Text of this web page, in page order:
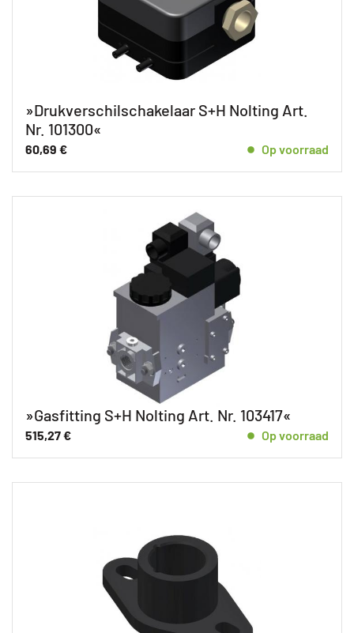
»Drukverschilschakelaar S+H Nolting Art.
Nr. 101300«
60,69 € Op voorraad
»Gasfitting S+H Nolting Art. Nr. 103417«
515,27€ Op voorraad